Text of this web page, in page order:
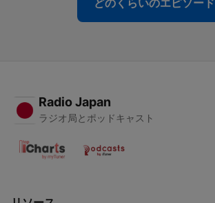
どのくらいのエピソード
Radio Japan
ラジオ局とポッドキャスト